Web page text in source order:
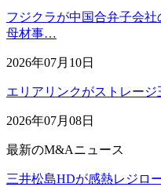
フジクラが中国合弁子会
母材事…
2026年07月10日
エリアリンクがストレージ
2026年07月08日
最新のM&Aニュース
三井松島HDが感熱レジロ